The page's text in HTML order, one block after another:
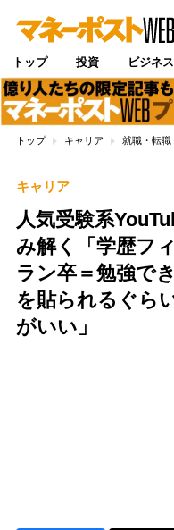
トップ 投資 ビジネス
トップ キャリア 就職・転職
キャリア
人気受験系
み解く「学歴フ
ラン卒＝勉強で
を貼られるぐら
がいい」